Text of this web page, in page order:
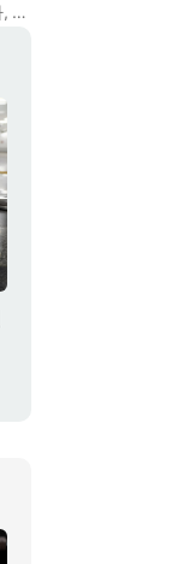
이재명 대통령이 사관학교 통합 반대를 직격했다, "세 번이나 군사 쿠데타 했는데 압도적 지위"